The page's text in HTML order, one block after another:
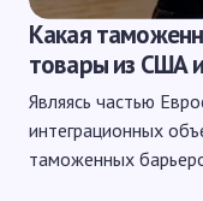
Какая
товары из США
Являясь частью
интеграционных
таможенных